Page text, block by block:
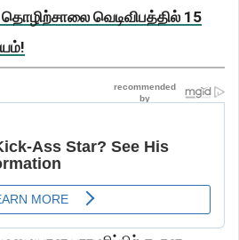
தொழிற்சாலை வெடிவிபத்தில் 15